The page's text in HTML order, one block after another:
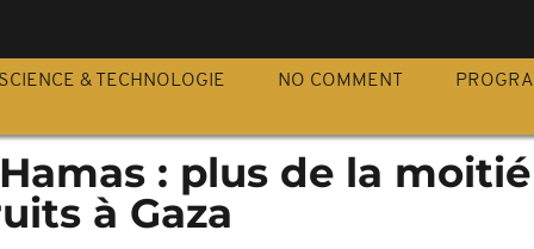
SCIENCE & TECHNOLOGIE NO COMMENT
: plus de la
à Gaza